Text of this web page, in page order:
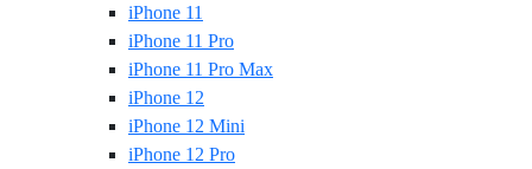
iPhone 11
iPhone 11 Pro
iPhone 11 Pro Max
iPhone 12
iPhone 12 Mini
iPhone 12 Pro